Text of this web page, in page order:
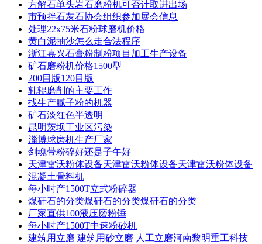
方解石单头岩石磨粉机可否计取进出场
市预拌石灰石协会组织参加展会信息
处理22x75米石粉球磨机价格
黄白泥抽沙怎么走合法程序
浙江嘉兴石膏粉制粉项目加工生产设备
矿石磨粉机价格1500型
200目版120目版
轧辊磨削的主要工作
找生产腻子粉的机器
矿石淡红色半透明
昆明茨坝工业区污染
淄博球磨机生产厂家
剑魂带粉碎好还是子午好
天津雷沃粉体设备天津雷沃粉体设备天津雷沃粉体设备
混凝土骨料机
每小时产1500T立式粉碎器
煤矸石的分类煤矸石的分类煤矸石的分类
厂家直供100液压磨粉锤
每小时产1500T中速粉砂机
建筑用立磨 建筑用砂立磨 人工立磨河南黎明重工科技